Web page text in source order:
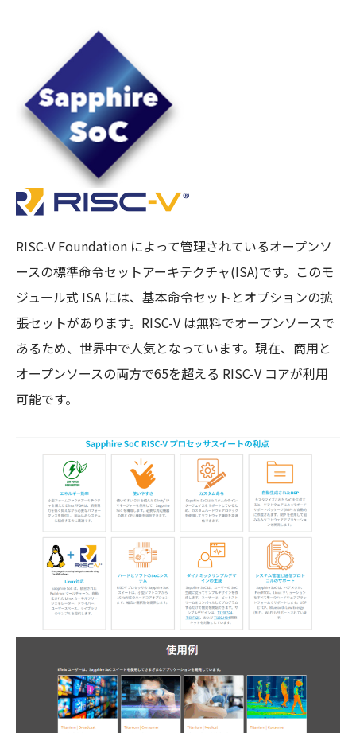
RISC-V Foundation によって管理されているオープンソ
ースの標準命令セットアーキテクチャ(ISA)です。このモ
ジュール式 ISA には、基本命令セットとオプションの拡
張セットがあります。RISC-V は無料でオープンソースで
あるため、世界中で人気となっています。現在、商用と
オープンソースの両方で65を超える RISC-V コアが利用
可能です。